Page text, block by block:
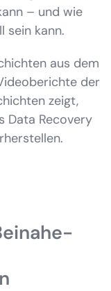
– und wie
sein kann.
aus dem
der
zeigt,
Data Recovery